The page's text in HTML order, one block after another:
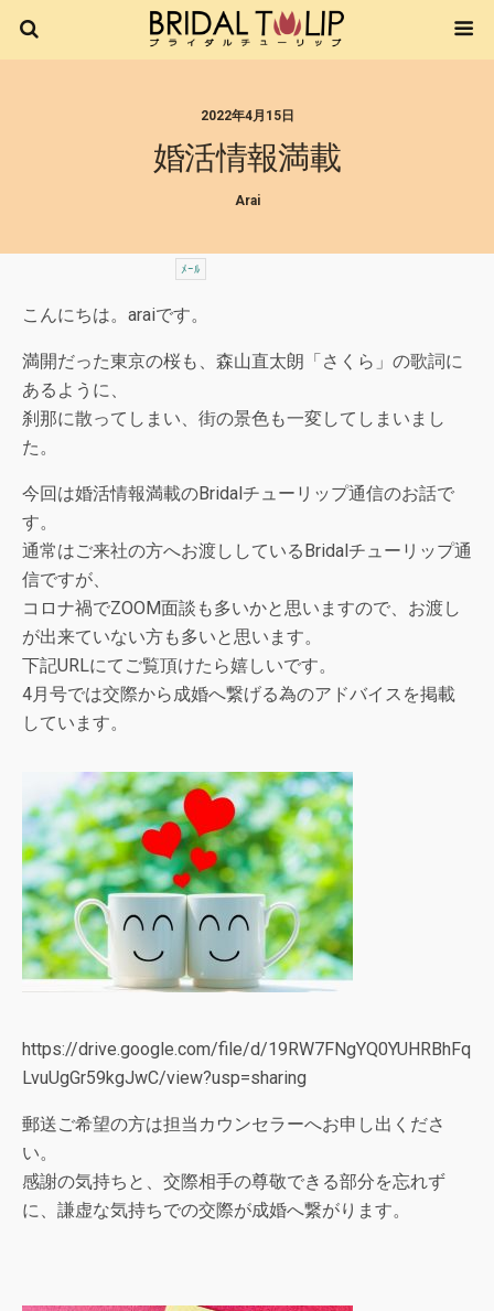
2022年4月15日
婚活情報満載
Arai
ﾒｰﾙ
こんにちは。araiです。
満開だった東京の桜も、森山直太朗「さくら」の歌詞に
あるように、
刹那に散ってしまい、街の景色も一変してしまいまし
た。
今回は婚活情報満載のBridalチューリップ通信のお話で
す。
通常はご来社の方へお渡ししているBridalチューリップ通
信ですが、
コロナ禍でZOOM面談も多いかと思いますので、お渡し
が出来ていない方も多いと思います。
下記URLにてご覧頂けたら嬉しいです。
4月号では交際から成婚へ繋げる為のアドバイスを掲載
しています。
https://drive.google.com/file/d/19RW7FNgYQ0YUHRBhFq
LvuUgGr59kgJwC/view?usp=sharing
郵送ご希望の方は担当カウンセラーへお申し出くださ
い。
感謝の気持ちと、交際相手の尊敬できる部分を忘れず
に、謙虚な気持ちでの交際が成婚へ繋がります。